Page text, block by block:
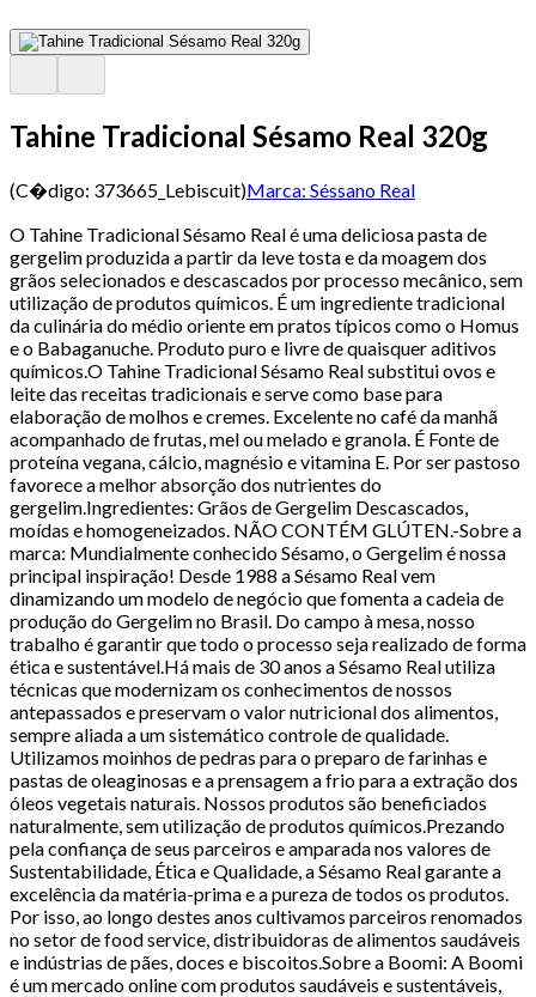
Tahine Tradicional Sésamo Real 320g
(C�digo: 373665_Lebiscuit)Marca: Séssano Real
O Tahine Tradicional Sésamo Real é uma deliciosa pasta de
gergelim produzida a partir da leve tosta e da moagem dos
grãos selecionados e descascados por processo mecânico, sem
utilização de produtos químicos. É um ingrediente tradicional
da culinária do médio oriente em pratos típicos como o Homus
e o Babaganuche. Produto puro e livre de quaisquer aditivos
químicos.O Tahine Tradicional Sésamo Real substitui ovos e
leite das receitas tradicionais e serve como base para
elaboração de molhos e cremes. Excelente no café da manhã
acompanhado de frutas, mel ou melado e granola. É Fonte de
proteína vegana, cálcio, magnésio e vitamina E. Por ser pastoso
favorece a melhor absorção dos nutrientes do
gergelim.Ingredientes: Grãos de Gergelim Descascados,
moídas e homogeneizados. NÃO CONTÉM GLÚTEN.-Sobre a
marca: Mundialmente conhecido Sésamo, o Gergelim é nossa
principal inspiração! Desde 1988 a Sésamo Real vem
dinamizando um modelo de negócio que fomenta a cadeia de
produção do Gergelim no Brasil. Do campo à mesa, nosso
trabalho é garantir que todo o processo seja realizado de forma
ética e sustentável.Há mais de 30 anos a Sésamo Real utiliza
técnicas que modernizam os conhecimentos de nossos
antepassados e preservam o valor nutricional dos alimentos,
sempre aliada a um sistemático controle de qualidade.
Utilizamos moinhos de pedras para o preparo de farinhas e
pastas de oleaginosas e a prensagem a frio para a extração dos
óleos vegetais naturais. Nossos produtos são beneficiados
naturalmente, sem utilização de produtos químicos.Prezando
pela confiança de seus parceiros e amparada nos valores de
Sustentabilidade, Ética e Qualidade, a Sésamo Real garante a
excelência da matéria-prima e a pureza de todos os produtos.
Por isso, ao longo destes anos cultivamos parceiros renomados
no setor de food service, distribuidoras de alimentos saudáveis
e indústrias de pães, doces e biscoitos.Sobre a Boomi: A Boomi
é um mercado online com produtos saudáveis e sustentáveis,